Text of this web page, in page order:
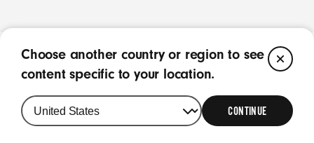
Choose another country or region to see
content specific to your location.
CONTINUE